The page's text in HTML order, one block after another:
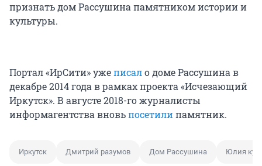
признать дом Рассушина памятником истории и
культуры.
Портал «ИрСити» ужеписало доме Рассушина в
декабре 2014 года в рамках проекта «Исчезающий
Иркутск». В августе 2018-го журналисты
информагентства вновьпосетилипамятник.
Иркутск Дмитрий разумов Дом Рассушина Юлия